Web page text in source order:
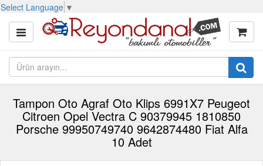
Select Language ▼
Tampon Oto Agraf Oto Klips 6991X7 Peugeot
Citroen Opel Vectra C 90379945 1810850
Porsche 99950749740 9642874480 Fiat Alfa
10 Adet